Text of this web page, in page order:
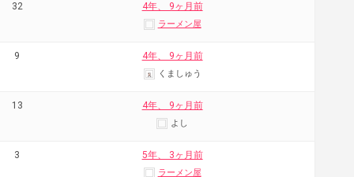
32 4年、 9ヶ月前
ラーメン屋
9 4年、 9ヶ月前
くましゅう
13 4年、 9ヶ月前
よし
3 5年、 3ヶ月前
ラーメン屋